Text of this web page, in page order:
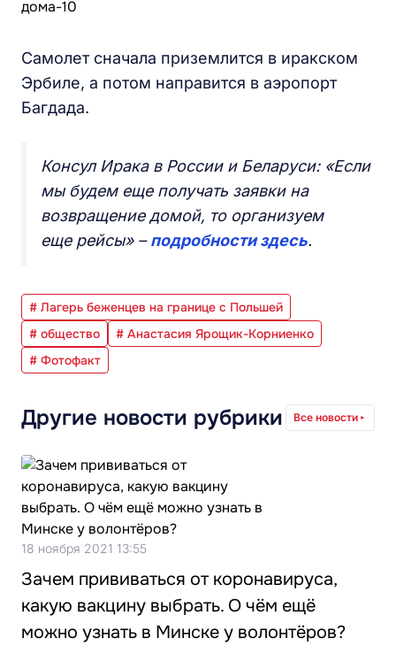
Самолет сначала приземлится в иракском
Эрбиле, а потом направится в аэропорт
Багдада.
Консул Ирака в России и Беларуси: «Если
мы будем еще получать заявки на
возвращение домой, то организуем
еще рейсы» –подробности здесь.
# Лагерь беженцев на границе с Польшей
# общество
# Анастасия Ярощик-Корниенко
# Фотофакт
Другие новости рубрики Все новости
18 ноября 2021 13:55
Зачем прививаться от коронавируса,
какую вакцину выбрать. О чём ещё
можно узнать в Минске у волонтёров?